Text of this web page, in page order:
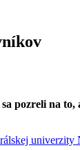
pozreli na
univerzity